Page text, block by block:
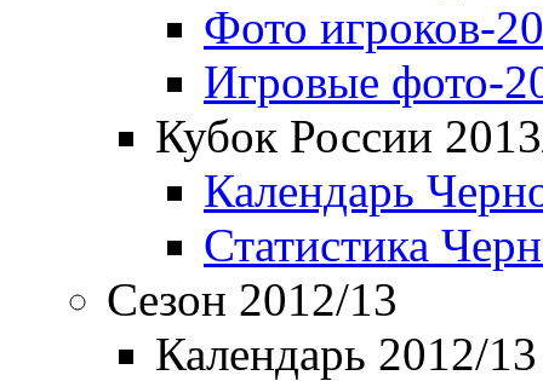
Фото игроков-
Игровые фото-
Кубок России
Календарь
Статистика
Сезон 2012/13
Календарь 2012/13